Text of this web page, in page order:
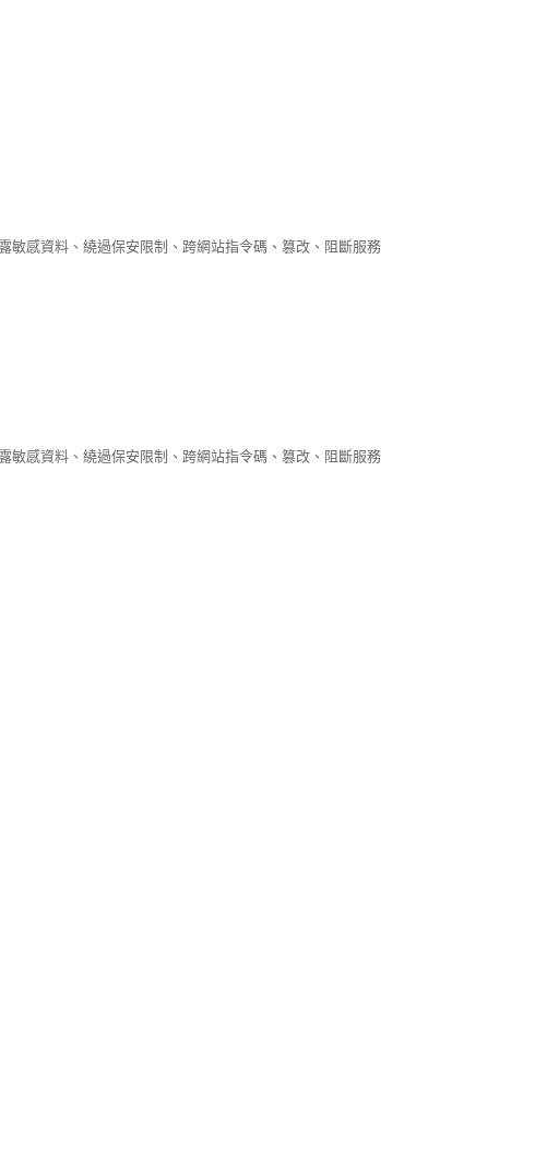
感資料、繞過保安限制、跨網站指令碼、篡改、阻斷服務
感資料、繞過保安限制、跨網站指令碼、篡改、阻斷服務